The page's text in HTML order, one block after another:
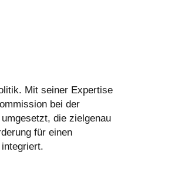
Mit seiner Expertise
bei der
die zielgenau
für einen